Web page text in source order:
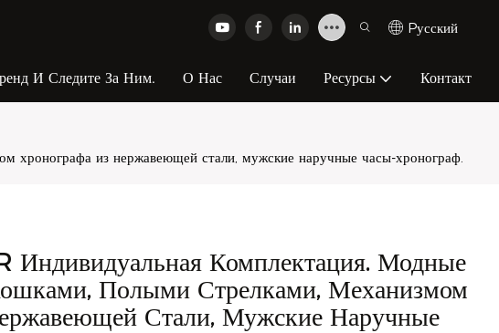
Pусский
И Следите За Ним. О Нас Случаи Ресурсы Контакт
из нержавеющей стали, мужские наручные часы-хронограф.
Комплектация. Модные
Полыми Стрелками, Механизмом
Стали, Мужские Наручные